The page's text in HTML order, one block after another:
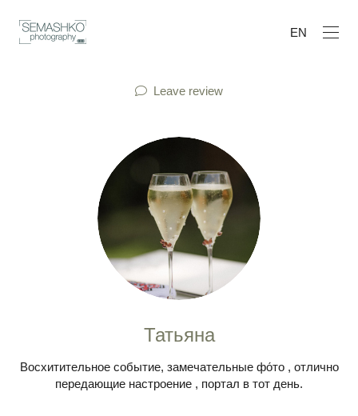
EN
Leave review
Татьяна
Восхитительное событие, замечательные фо́то , отлично
передающие настроение , портал в тот день.